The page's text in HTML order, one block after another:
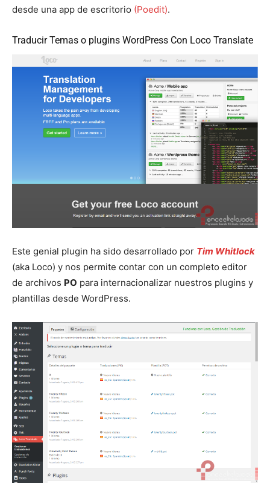
desde una app de escritorio (Poedit).
Traducir Temas o plugins WordPress Con Loco Translate
Este genial plugin ha sido desarrollado por Tim Whitlock
(aka Loco) y nos permite contar con un completo editor
de archivos PO para internacionalizar nuestros plugins y
plantillas desde WordPress.